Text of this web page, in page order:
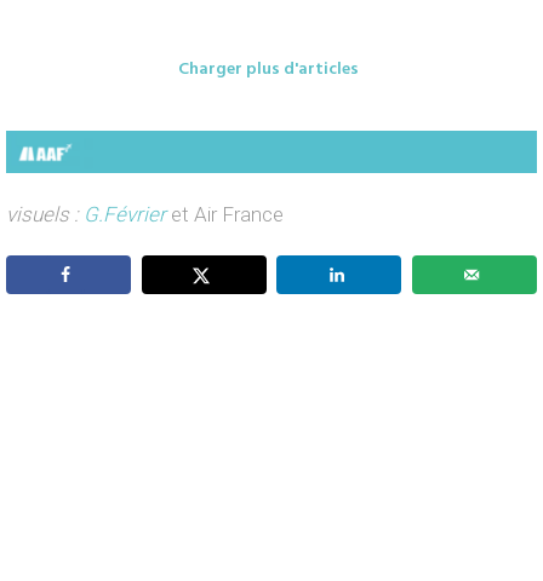
Charger plus d'articles
visuels : G.Févrieret Air France